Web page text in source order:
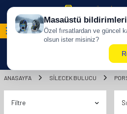
500 TL ÜZERİ
ANASAYFA SILECEK BULUCU
Filtre